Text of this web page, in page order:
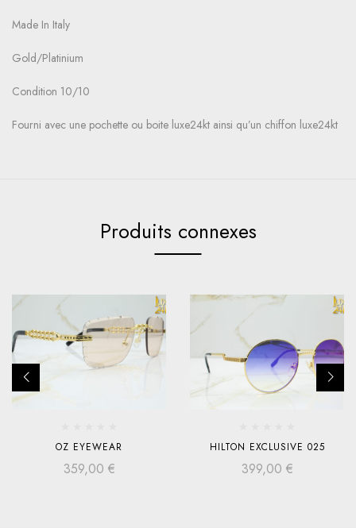
Made In Italy
Gold/Platinium
Condition 10/10
Fourni avec une pochette ou boite luxe24kt ainsi qu’un chiffon luxe24kt
Produits connexes
OZ EYEWEAR
359,00 €
HILTON EXCLUSIVE 025
399,00 €